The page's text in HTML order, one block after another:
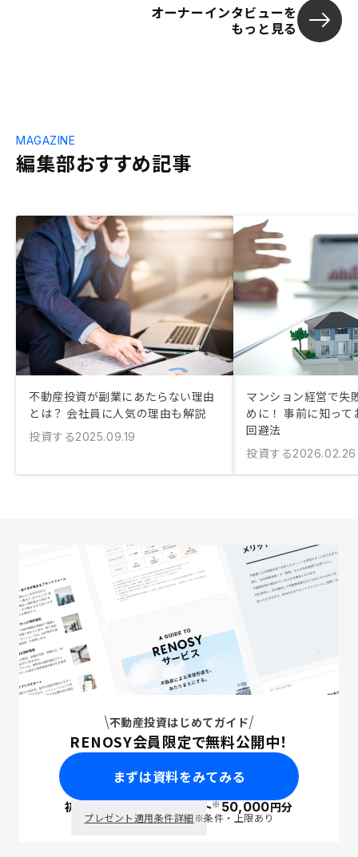
オーナーインタビューを
もっと見る
編集部おすすめ記事
MAGAZINE
不動産投資が副業にあたらない理由
とは？ 会社員に人気の理由も解説
投資する2025.09.19
マンション経営で失
めに！ 事前に知っ
回避法
投資する2026.02.26
不動産投資はじめてガイド
RENOSY会員限定で無料公開中！
まずは資料をみてみる
初回面談で ポイント※50,000円分
プレゼント適用条件詳細※条件・上限あり